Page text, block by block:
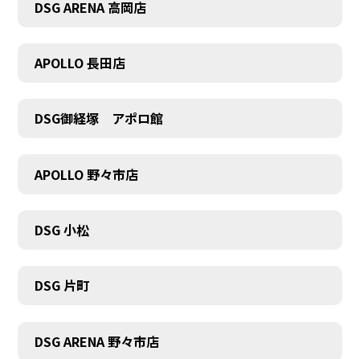
DSG ARENA 高岡店
APOLLO 長田店
DSG御経塚 アポロ館
APOLLO 野々市店
DSG 小松
DSG 片町
DSG ARENA 野々市店